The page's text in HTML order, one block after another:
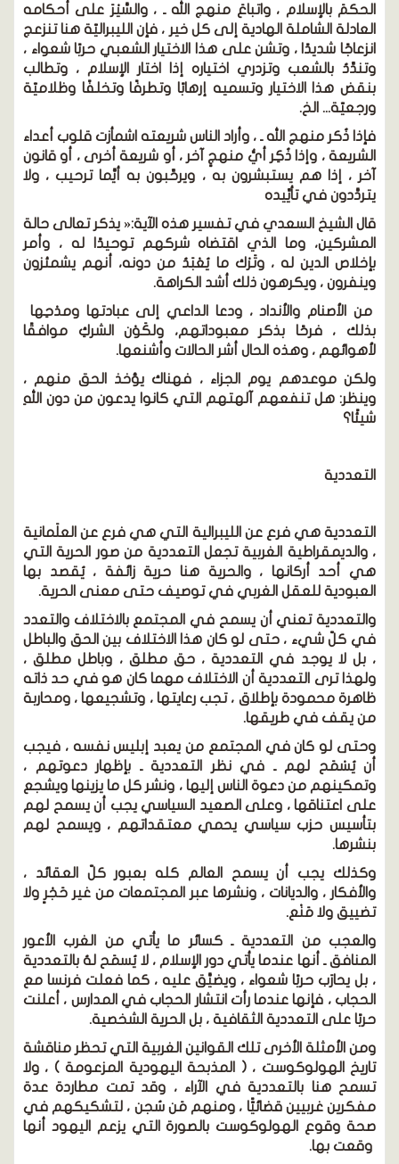
الحكمَ بالإسلام ، واتباعَ منهج الله ـ ، والسَّيْرَ على أحكامه
العادلة الشاملة الهادية إلى كل خير ، فإن الليبراليّة هنا تنزعج
انزعاجًا شديدًا ، وتشن على هذا الاختيار الشعبي حربًا شعواء ،
وتندِّدُ بالشعب وتزدري اختياره إذا اختار الإسلام ، وتطالب
بنقض هذا الاختيار وتسميه إرهابًا وتطرفًا وتخلفًا وظلاميّة
ورجعيّة... الخ.
فإذا ذُكر منهج الله ـ ، وأراد الناس شريعته اشمأزت قلوب أعداء
الشريعة ، وإذا ذُكِر أيُّ منهجٍ آخر ، أو شريعة أخرى ، أو قانون
آخر ، إذا هم يستبشرون به ، ويرحِّبون به أيَّما ترحيب ، ولا
يتردَّدون في تأيِّيده
قال الشيخ السعدي في تفسير هذه الآية:« يذكر تعالى حالة
المشركين، وما الذي اقتضاه شركهم توحيدًا له ، وأمر
بإخلاص الدين له ، وتَرْك ما يُعْبَدُ من دونه، أنهم يشمئزون
وينفرون ، ويكرهون ذلك أشد الكراهة.
من الأصنام والأنداد ، ودعا الداعي إلى عبادتها ومدْحِها
بذلك ، فرحًا بذكر معبوداتهم، ولكَوْن الشركِ موافقًا
لأهوائهم ، وهذه الحال أشر الحالات وأشنعها.
ولكن موعدهم يوم الجزاء ، فهناك يؤخذ الحق منهم ،
وينظر: هل تنفعهم آلهتهم التي كانوا يدعون من دون اللهِ
شيئًا؟
التعددية
التعددية هي فرع عن الليبرالية التي هي فرع عن العلَمانية
، والديمقراطية الغربية تجعل التعددية من صور الحرية التي
هي أحد أركانها ، والحرية هنا حرية زائفة ، يُقصد بها
العبودية للعقل الغربي في توصيف حتى معنى الحرية.
والتعددية تعني أن يسمح في المجتمع بالاختلاف والتعدد
في كلّ شيء ، حتى لو كان هذا الاختلاف بين الحق والباطل
، بل لا يوجد في التعددية ، حق مطلق ، وباطل مطلق ،
ولهذا ترى التعددية أن الاختلاف مهما كان هو في حد ذاته
ظاهرة محمودة بإطلاق ، تجب رعايتها ، وتشجيعها ، ومحاربة
من يقف في طريقها.
وحتى لو كان في المجتمع من يعبد إبليس نفسه ، فيجب
أن يُسْمَح لهم ـ في نظر التعددية ـ بإظهار دعوتهم ،
وتمكينهم من دعوة الناس إليها ، ونشر كل ما يزينها ويشجع
على اعتناقها ، وعلى الصعيد السياسي يجب أن يسمح لهم
بتأسيس حزب سياسي يحمي معتقداتهم ، ويسمح لهم
بنشرها.
وكذلك يجب أن يسمح العالم كله بعبور كلّ العقائد ،
والأفكار ، والديانات ، ونشرها عبر المجتمعات من غير حَجْرٍ ولا
تضييق ولا مَنْع.
والعجب من التعددية ـ كسائر ما يأتي من الغرب الأعور
المنافق ـ أنها عندما يأتي دور الإسلام ، لا يُسمَح لهُ بالتعددية
، بل يحارَب حربًا شعواء ، ويضيَّق عليه ، كما فعلت فرنسا مع
الحجاب ، فإنها عندما رأت انتشار الحجاب في المدارس ، أعلنت
حربًا على التعددية الثقافية ، بل الحرية الشخصية.
ومن الأمثلة الأخرى تلك القوانين الغربية التي تحظر مناقشة
تاريخ الهولوكوست ، ( المذبحة اليهودية المزعومة ) ، ولا
تسمح هنا بالتعددية في الآراء ، وقد تمت مطاردة عدة
مفكرين غربيين قضائيًّا ، ومنهم مَن سُجن ، لتشكيكهم في
صحة وقوع الهولوكوست بالصورة التي يزعم اليهود أنها
وقعت بها.